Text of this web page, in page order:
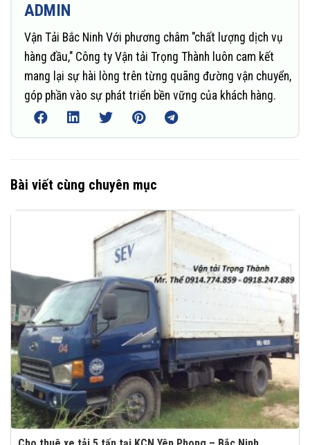
ADMIN
Vận Tải Bắc Ninh Với phương châm "chất lượng dịch vụ
hàng đầu," Công ty Vận tải Trọng Thành luôn cam kết
mang lại sự hài lòng trên từng quãng đường vận chuyển,
góp phần vào sự phát triển bền vững của khách hàng.
Bài viết cùng chuyên mục